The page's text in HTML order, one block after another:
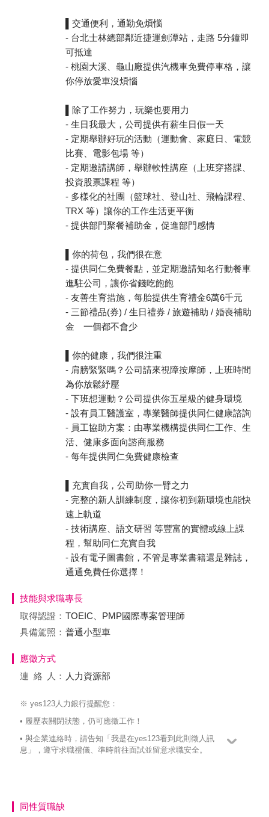
▌交通便利，通勤免煩惱
- 台北士林總部鄰近捷運劍潭站，走路 5分鐘即
可抵達
- 桃園大溪、龜山廠提供汽機車免費停車格，讓
你停放愛車沒煩惱
▌除了工作努力，玩樂也要用力
- 生日我最大，公司提供有薪生日假一天
- 定期舉辦好玩的活動（運動會、家庭日、電競
比賽、電影包場 等）
- 定期邀請講師，舉辦軟性講座（上班穿搭課、
投資股票課程 等）
- 多樣化的社團（籃球社、登山社、飛輪課程、
TRX 等）讓你的工作生活更平衡
- 提供部門聚餐補助金，促進部門感情
▌你的荷包，我們很在意
- 提供同仁免費餐點，並定期邀請知名行動餐車
進駐公司，讓你省錢吃飽飽
- 友善生育措施，每胎提供生育禮金6萬6千元
- 三節禮品(券) / 生日禮券 / 旅遊補助 / 婚喪補助
金 一個都不會少
▌你的健康，我們很注重
- 肩膀緊緊嗎？公司請來視障按摩師，上班時間
為你放鬆紓壓
- 下班想運動？公司提供你五星級的健身環境
- 設有員工醫護室，專業醫師提供同仁健康諮詢
- 員工協助方案：由專業機構提供同仁工作、生
活、健康多面向諮商服務
- 每年提供同仁免費健康檢查
▌充實自我，公司助你一臂之力
- 完整的新人訓練制度，讓你初到新環境也能快
速上軌道
- 技術講座、語文研習 等豐富的實體或線上課
程，幫助同仁充實自我
- 設有電子圖書館，不管是專業書籍還是雜誌，
通通免費任你選擇！
技能與求職專長
取得認證： TOEIC、PMP國際專案管理師
具備駕照： 普通小型車
應徵方式
連絡
人： 人力資源部
※ yes123人力銀行提醒您：
• 履歷表關閉狀態，仍可應徵工作！
• 與企業連絡時，請告知「我是在yes123看到此則徵人訊
息」，遵守求職禮儀、準時前往面試並留意求職安全。
同性質職缺